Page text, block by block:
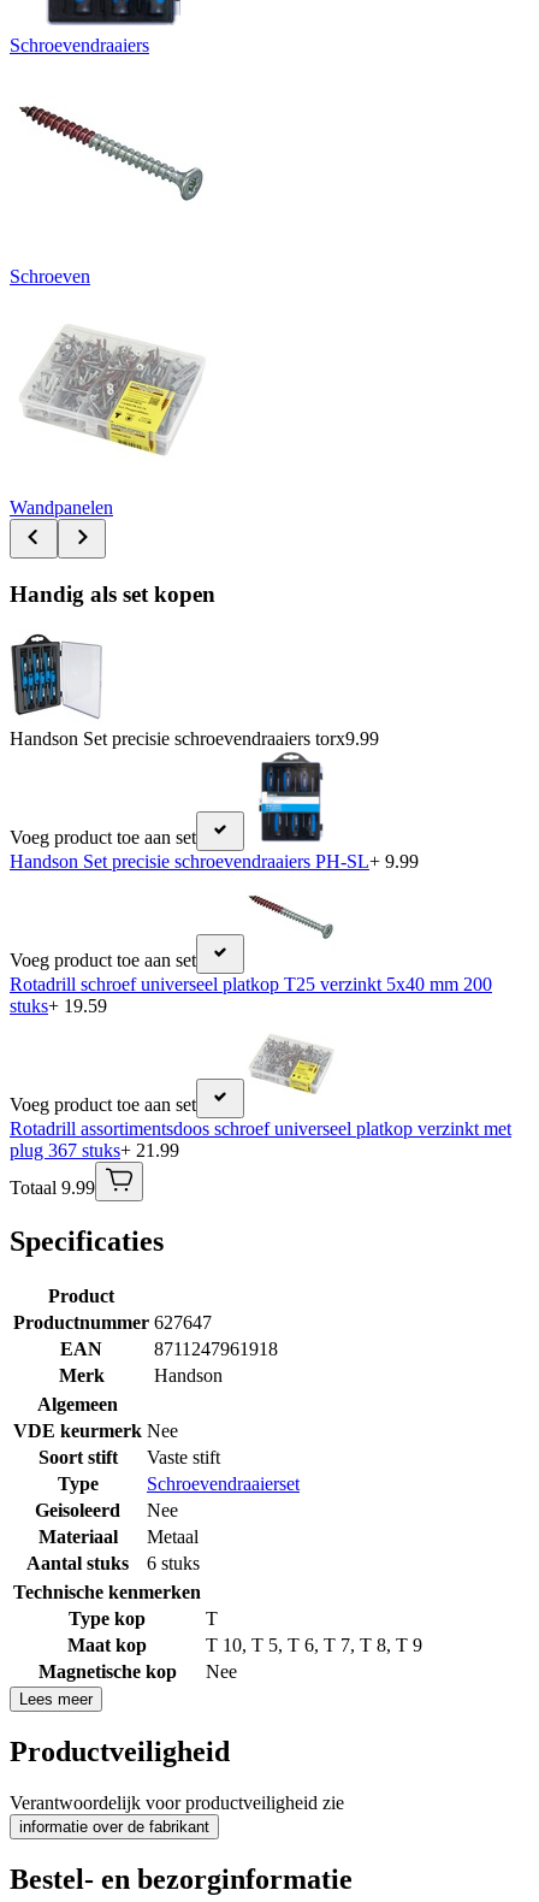
Schroevendraaiers
Schroeven
Wandpanelen
Handig als set kopen
Handson Set precisie schroevendraaiers torx9.99
Voeg product toe aan set
Handson Set precisie schroevendraaiers PH-SL+ 9.99
Voeg product toe aan set
Rotadrill schroef universeel platkop T25 verzinkt 5x40 mm 200
stuks+ 19.59
Voeg product toe aan set
Rotadrill assortimentsdoos schroef universeel platkop verzinkt met
plug 367 stuks+ 21.99
Totaal 9.99
Specificaties
Product
Productnummer 627647
EAN
8711247961918
Merk
Handson
Algemeen
VDE keurmerk Nee
Soort stift
Vaste stift
Type
Schroevendraaierset
Geisoleerd
Nee
Materiaal
Metaal
Aantal stuks
6 stuks
Technische kenmerken
Type kop
T
Maat kop
T 10, T 5, T 6, T 7, T 8, T 9
Magnetische kop
Nee
Lees meer
Productveiligheid
Verantwoordelijk voor productveiligheid zie
informatie over de fabrikant
Bestel- en bezorginformatie